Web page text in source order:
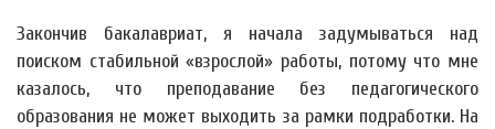
Закончив бакалавриат, я начала задумываться над
поиском стабильной «взрослой» работы, потому что мне
казалось, что преподавание без педагогического
образования не может выходить за рамки подработки. На